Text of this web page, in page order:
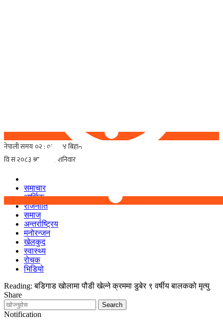
समाचार
आर्थिक
राजनीति
समाज
अन्तर्राष्ट्रिय
मनोरन्जन
खेलकुद
स्वास्थ्य
रोचक
भिडियो
Reading: बडिगाड खोलामा पौडी खेल्ने क्रममा डुबेर ९ वर्षीय बालकको मृत्यु
Share
Notification